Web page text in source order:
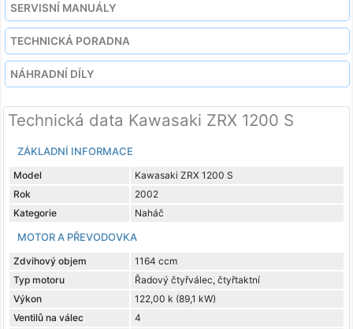
SERVISNÍ MANUÁLY
TECHNICKÁ PORADNA
NÁHRADNÍ DÍLY
Technická data Kawasaki ZRX 1200 S
ZÁKLADNÍ INFORMACE
Model
Kawasaki ZRX 1200 S
Rok
2002
Kategorie
Naháč
MOTOR A PŘEVODOVKA
Zdvihový objem
1164 ccm
Typ motoru
Řadový čtyřválec, čtyřtaktní
Výkon
122,00 k (89,1 kW)
Ventilů na válec
4